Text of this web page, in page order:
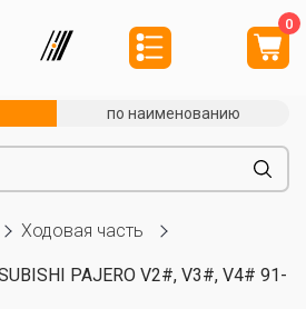
0
по наименованию
Ходовая часть
PAJERO V2#, V3#, V4# 91-